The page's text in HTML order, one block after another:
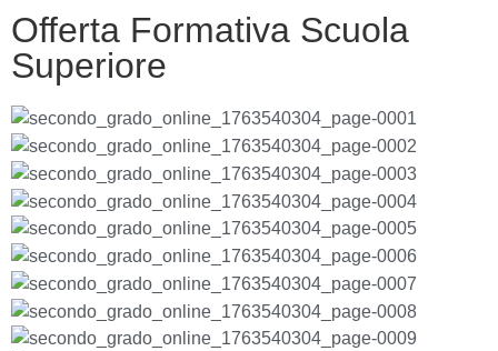
Offerta Formativa Scuola
Superiore